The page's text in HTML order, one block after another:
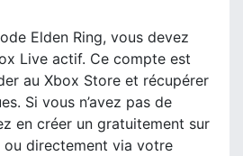
Elden Ring, vous devez
Live actif. Ce compte est
au Xbox Store et récupérer
Si vous n’avez pas de
en créer un gratuitement sur
ou directement via votre